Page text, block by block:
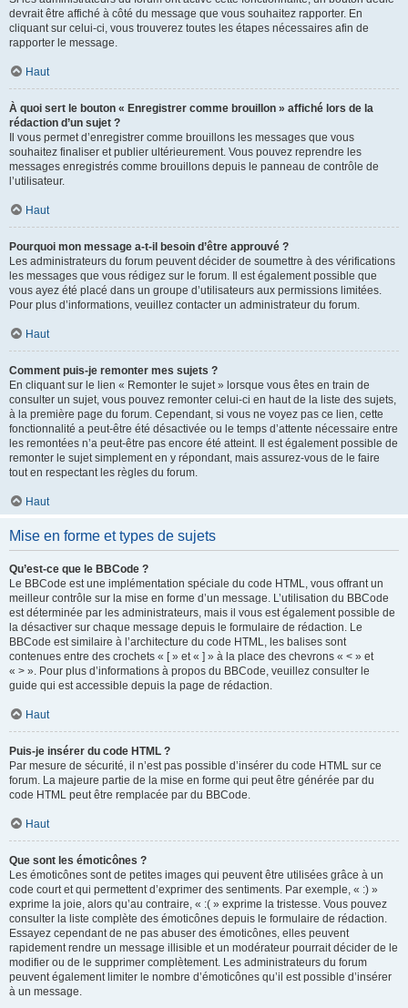
devrait être affiché à côté du message que vous souhaitez rapporter. En
cliquant sur celui-ci, vous trouverez toutes les étapes nécessaires afin de
rapporter le message.
Haut
À quoi sert le bouton « Enregistrer comme brouillon » affiché lors de la
rédaction d’un sujet ?
Il vous permet d’enregistrer comme brouillons les messages que vous
souhaitez finaliser et publier ultérieurement. Vous pouvez reprendre les
messages enregistrés comme brouillons depuis le panneau de contrôle de
l’utilisateur.
Haut
Pourquoi mon message a-t-il besoin d’être approuvé ?
Les administrateurs du forum peuvent décider de soumettre à des vérifications
les messages que vous rédigez sur le forum. Il est également possible que
vous ayez été placé dans un groupe d’utilisateurs aux permissions limitées.
Pour plus d’informations, veuillez contacter un administrateur du forum.
Haut
Comment puis-je remonter mes sujets ?
En cliquant sur le lien « Remonter le sujet » lorsque vous êtes en train de
consulter un sujet, vous pouvez remonter celui-ci en haut de la liste des sujets,
à la première page du forum. Cependant, si vous ne voyez pas ce lien, cette
fonctionnalité a peut-être été désactivée ou le temps d’attente nécessaire entre
les remontées n’a peut-être pas encore été atteint. Il est également possible de
remonter le sujet simplement en y répondant, mais assurez-vous de le faire
tout en respectant les règles du forum.
Haut
Mise en forme et types de sujets
Qu’est-ce que le BBCode ?
Le BBCode est une implémentation spéciale du code HTML, vous offrant un
meilleur contrôle sur la mise en forme d’un message. L’utilisation du BBCode
est déterminée par les administrateurs, mais il vous est également possible de
la désactiver sur chaque message depuis le formulaire de rédaction. Le
BBCode est similaire à l’architecture du code HTML, les balises sont
contenues entre des crochets « [ » et « ] » à la place des chevrons « < » et
« > ». Pour plus d’informations à propos du BBCode, veuillez consulter le
guide qui est accessible depuis la page de rédaction.
Haut
Puis-je insérer du code HTML ?
Par mesure de sécurité, il n’est pas possible d’insérer du code HTML sur ce
forum. La majeure partie de la mise en forme qui peut être générée par du
code HTML peut être remplacée par du BBCode.
Haut
Que sont les émoticônes ?
Les émoticônes sont de petites images qui peuvent être utilisées grâce à un
code court et qui permettent d’exprimer des sentiments. Par exemple, « :) »
exprime la joie, alors qu’au contraire, « :( » exprime la tristesse. Vous pouvez
consulter la liste complète des émoticônes depuis le formulaire de rédaction.
Essayez cependant de ne pas abuser des émoticônes, elles peuvent
rapidement rendre un message illisible et un modérateur pourrait décider de le
modifier ou de le supprimer complètement. Les administrateurs du forum
peuvent également limiter le nombre d’émoticônes qu’il est possible d’insérer
à un message.